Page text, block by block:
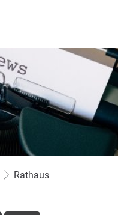
Rathaus